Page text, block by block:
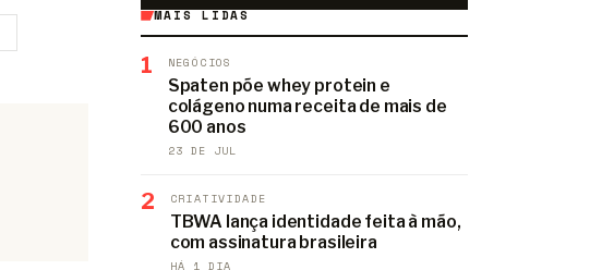
MAIS LIDAS
1 NEGÓCIOS
Spaten põe whey protein e
colágeno numa receita de mais de
600 anos
23 DE JUL
2 CRIATIVIDADE
TBWA lança identidade feita à mão,
com assinatura brasileira
HÁ 1 DIA